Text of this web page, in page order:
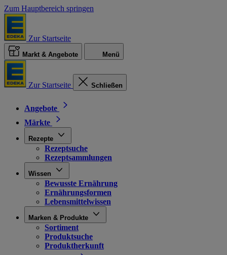
Zum Hauptbereich springen
Zur Startseite
Markt & Angebote Menü
Zur Startseite Schließen
Angebote
Märkte
Rezepte
Rezeptsuche
Rezeptsammlungen
Wissen
Bewusste Ernährung
Ernährungsformen
Lebensmittelwissen
Marken & Produkte
Sortiment
Produktsuche
Produktherkunft